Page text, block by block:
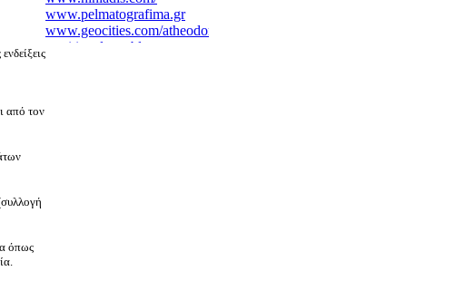
από τον
όπως
www.pelmatografima.gr
www.geocities.com/atheodori/
nutritionalcare.blogspot.com/2007/12/blog-